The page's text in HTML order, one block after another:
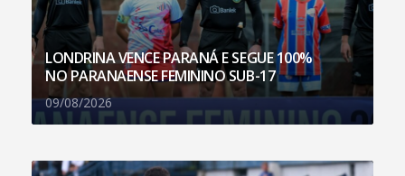
LONDRINA VENCE PARANÁ E SEGUE 100%
NO PARANAENSE FEMININO SUB-17
09/08/2026